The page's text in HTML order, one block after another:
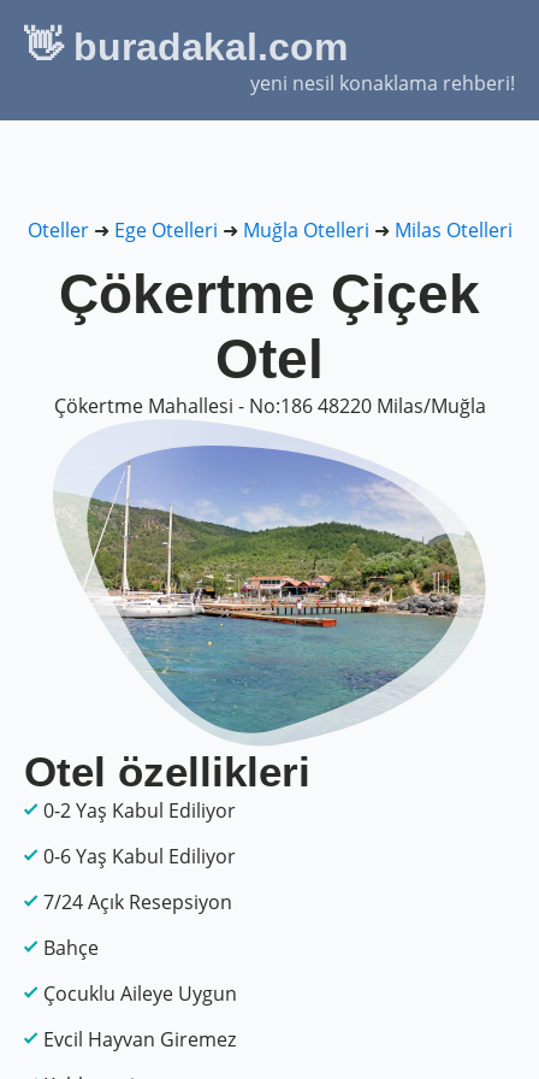
👋 buradakal.com
yeni nesil konaklama rehberi!
Oteller➜ Ege Otelleri ➜ Muğla Otelleri ➜ Milas Otelleri
Çökertme Çiçek
Otel
Çökertme Mahallesi - No:186 48220 Milas/Muğla
Otel özellikleri
0-2 Yaş Kabul Ediliyor
0-6 Yaş Kabul Ediliyor
7/24 Açık Resepsiyon
Bahçe
Çocuklu Aileye Uygun
Evcil Hayvan Giremez